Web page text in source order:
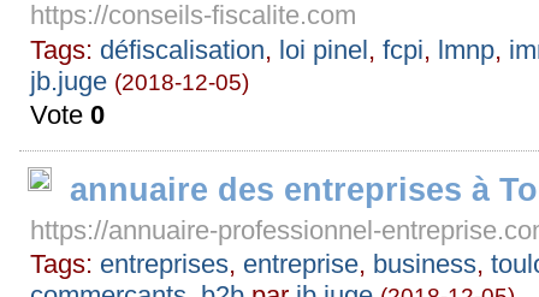
https://conseils-fiscalite.com
Tags: défiscalisation, loi pinel,fcpi, lmnp,
jb.juge (2018-12-05)
Vote0
annuaire des entreprises à
https://annuaire-professionnel-
Tags: entreprises, entreprise, business,